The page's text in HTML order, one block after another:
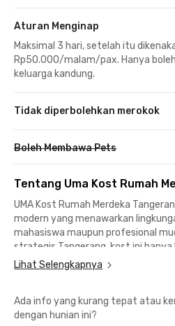
Aturan Menginap
Maksimal 3 hari, setelah itu
Rp50.000/malam/pax. Hanya
keluarga kandung.
Tidak diperbolehkan merokok
Boleh Membawa Pets
Tentang Uma Kost Rumah
UMA Kost Rumah Merdeka
modern yang menawarkan
mahasiswa maupun profesional
strategis Tangerang, kost ini
dari Universitas Muhammadiyah
berbagai fasilitas penting di
RSUD Kota Tangerang yang bisa
saja.
Lihat Selengkapnya
Ada info yang kurang tepat atau
dengan hunian ini?